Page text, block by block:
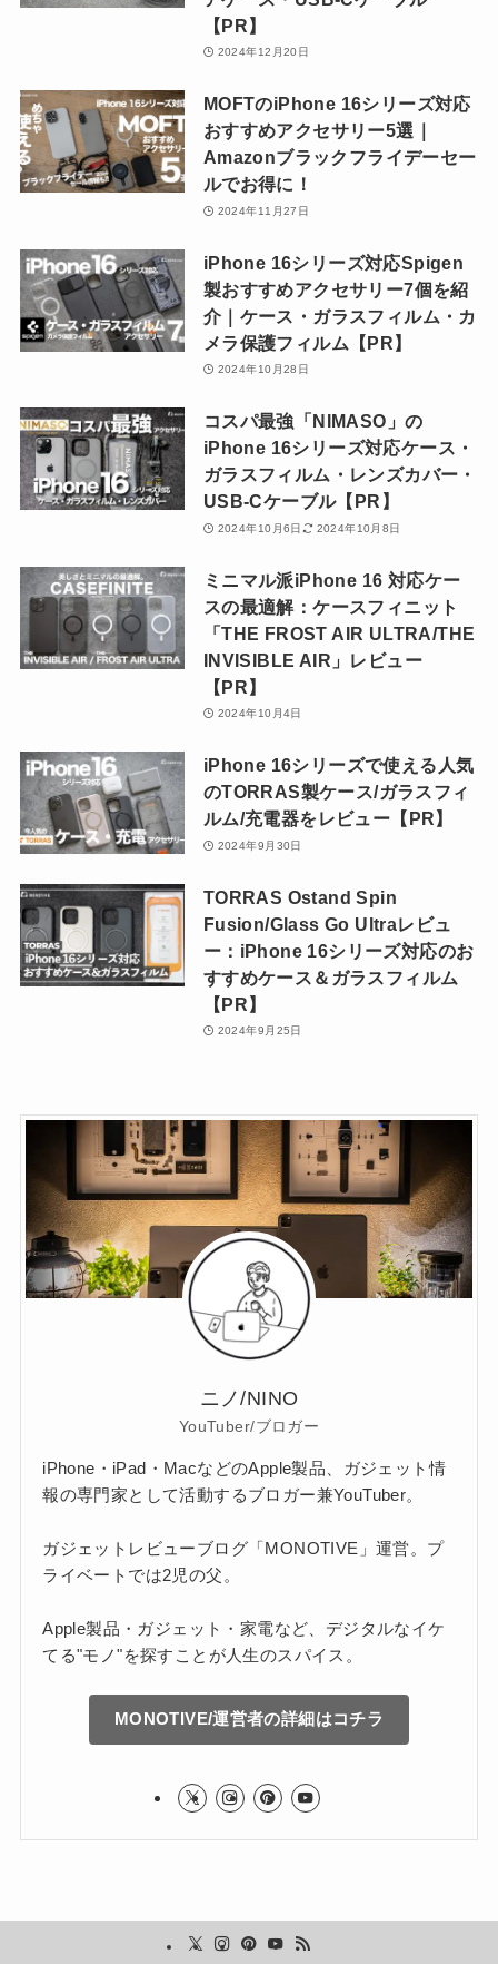
【PR】
2024年12月20日
MOFTのiPhone 16シリーズ対応
おすすめアクセサリー5選｜
Amazonブラックフライデーセー
ルでお得に！
2024年11月27日
iPhone 16シリーズ対応Spigen
製おすすめアクセサリー7個を紹
介｜ケース・ガラスフィルム・カ
メラ保護フィルム【PR】
2024年10月28日
コスパ最強「NIMASO」の
iPhone 16シリーズ対応ケース・
ガラスフィルム・レンズカバー・
USB-Cケーブル【PR】
2024年10月6日 2024年10月8日
ミニマル派iPhone 16 対応ケー
スの最適解：ケースフィニット
「THE FROST AIR ULTRA/THE
INVISIBLE AIR」レビュー
【PR】
2024年10月4日
iPhone 16シリーズで使える人気
のTORRAS製ケース/ガラスフィ
ルム/充電器をレビュー【PR】
2024年9月30日
TORRAS Ostand Spin
Fusion/Glass Go Ultraレビュ
ー：iPhone 16シリーズ対応のお
すすめケース＆ガラスフィルム
【PR】
2024年9月25日
ニノ/NINO
YouTuber/ブロガー
iPhone・iPad・MacなどのApple製品、ガジェット情
報の専門家として活動するブロガー兼YouTuber。
ガジェットレビューブログ「MONOTIVE」運営。プ
ライベートでは2児の父。
Apple製品・ガジェット・家電など、デジタルなイケ
てる"モノ"を探すことが人生のスパイス。
MONOTIVE/運営者の詳細はコチラ